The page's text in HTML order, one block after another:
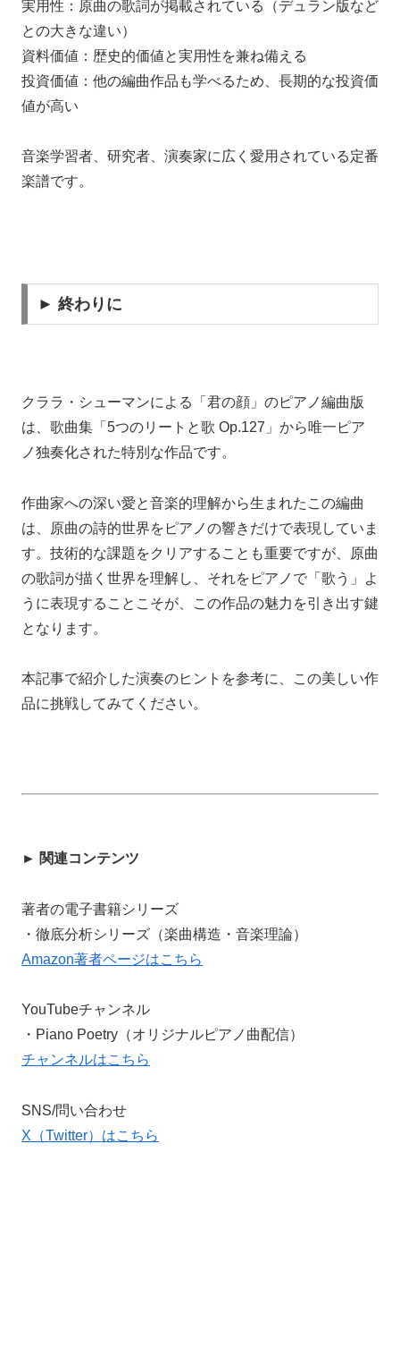
実用性：原曲の歌詞が掲載されている（デュラン版など
との大きな違い）
資料価値：歴史的価値と実用性を兼ね備える
投資価値：他の編曲作品も学べるため、長期的な投資価
値が高い
音楽学習者、研究者、演奏家に広く愛用されている定番
楽譜です。
► 終わりに
クララ・シューマンによる「君の顔」のピアノ編曲版
は、歌曲集「5つのリートと歌 Op.127」から唯一ピア
ノ独奏化された特別な作品です。
作曲家への深い愛と音楽的理解から生まれたこの編曲
は、原曲の詩的世界をピアノの響きだけで表現していま
す。技術的な課題をクリアすることも重要ですが、原曲
の歌詞が描く世界を理解し、それをピアノで「歌う」よ
うに表現することこそが、この作品の魅力を引き出す鍵
となります。
本記事で紹介した演奏のヒントを参考に、この美しい作
品に挑戦してみてください。
► 関連コンテンツ
著者の電子書籍シリーズ
・徹底分析シリーズ（楽曲構造・音楽理論）
Amazon著者ページはこちら
YouTubeチャンネル
・Piano Poetry（オリジナルピアノ曲配信）
チャンネルはこちら
SNS/問い合わせ
X（Twitter）はこちら